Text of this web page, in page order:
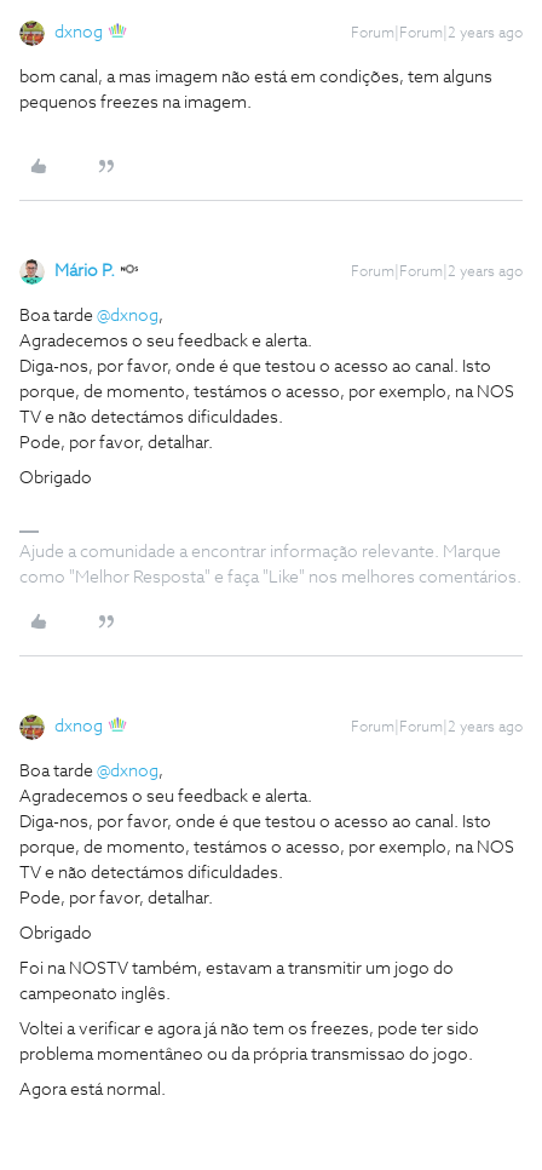
dxnog Forum|Forum|2 years ago
bom canal, a mas imagem não está em condições, tem alguns
pequenos freezes na imagem.
Mário P. Forum|Forum|2 years ago
Boa tarde @dxnog,
Agradecemos o seu feedback e alerta.
Diga-nos, por favor, onde é que testou o acesso ao canal. Isto
porque, de momento, testámos o acesso, por exemplo, na NOS
TV e não detectámos dificuldades.
Pode, por favor, detalhar.
Obrigado
Ajude a comunidade a encontrar informação relevante. Marque
como "Melhor Resposta" e faça "Like" nos melhores comentários.
dxnog Forum|Forum|2 years ago
Boa tarde @dxnog,
Agradecemos o seu feedback e alerta.
Diga-nos, por favor, onde é que testou o acesso ao canal. Isto
porque, de momento, testámos o acesso, por exemplo, na NOS
TV e não detectámos dificuldades.
Pode, por favor, detalhar.
Obrigado
Foi na NOSTV também, estavam a transmitir um jogo do
campeonato inglês.
Voltei a verificar e agora já não tem os freezes, pode ter sido
problema momentâneo ou da própria transmissao do jogo.
Agora está normal.